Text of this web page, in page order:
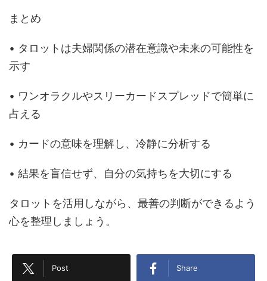
まとめ
• タロットは夫婦関係の潜在意識や未来の可能性を
示す
• ワンオラクルやスリーカードスプレッドで簡単に
占える
• カードの意味を理解し、冷静に分析する
• 結果を盲信せず、自分の気持ちを大切にする
タロットを活用しながら、最善の判断ができるよう
心を整理しましょう。
Post Share